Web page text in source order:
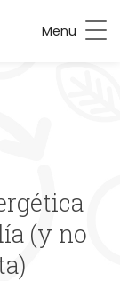
Menu
(y no